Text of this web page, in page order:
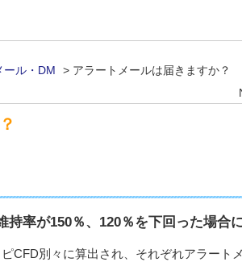
ール・DM > アラートメールは届きますか？
率が150％、120％を下回った場合
CFD別々に算出され、それぞれアラート